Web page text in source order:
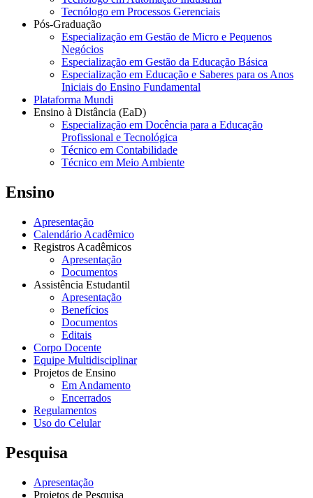
Tecnólogo em Processos Gerenciais
Pós-Graduação
Especialização em Gestão de Micro e Pequenos
Negócios
Especialização em Gestão da Educação Básica
Especialização em Educação e Saberes para os Anos
Iniciais do Ensino Fundamental
Plataforma Mundi
Ensino à Distância (EaD)
Especialização em Docência para a Educação
Profissional e Tecnológica
Técnico em Contabilidade
Técnico em Meio Ambiente
Ensino
Apresentação
Calendário Acadêmico
Registros Acadêmicos
Apresentação
Documentos
Assistência Estudantil
Apresentação
Benefícios
Documentos
Editais
Corpo Docente
Equipe Multidisciplinar
Projetos de Ensino
Em Andamento
Encerrados
Regulamentos
Uso do Celular
Pesquisa
Apresentação
Projetos de Pesquisa